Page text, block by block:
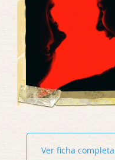
Ver ficha completa